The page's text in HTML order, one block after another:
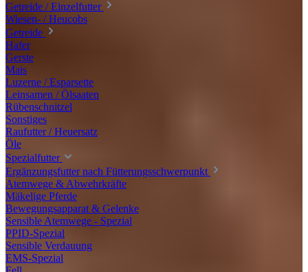
Getreide / Einzelfutter
Wiesen- / Heucobs
Getreide
Hafer
Gerste
Mais
Luzerne / Esparsette
Leinsamen / Ölsaaten
Rübenschnitzel
Sonstiges
Raufutter / Heuersatz
Öle
Spezialfutter
Ergänzungsfutter nach Fütterungsschwerpunkt
Atemwege & Abwehrkräfte
Mäkelige Pferde
Bewegungsapparat & Gelenke
Sensible Atemwege - Spezial
PPID-Spezial
Sensible Verdauung
EMS-Spezial